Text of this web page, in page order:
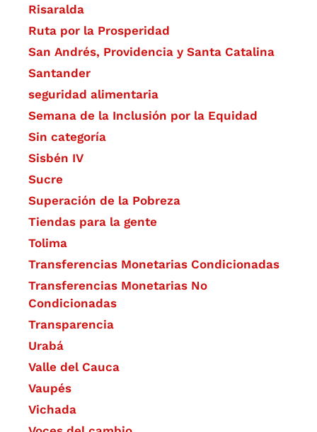
Risaralda
Ruta por la Prosperidad
San Andrés, Providencia y Santa Catalina
Santander
seguridad alimentaria
Semana de la Inclusión por la Equidad
Sin categoría
Sisbén IV
Sucre
Superación de la Pobreza
Tiendas para la gente
Tolima
Transferencias Monetarias Condicionadas
Transferencias Monetarias No
Condicionadas
Transparencia
Urabá
Valle del Cauca
Vaupés
Vichada